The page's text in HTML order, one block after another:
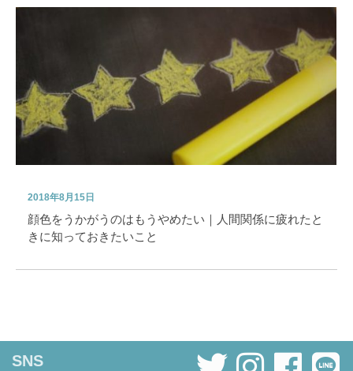
2018年8月15日
顔色をうかがうのはもうやめたい｜人間関係に疲れたと
きに知っておきたいこと
SNS